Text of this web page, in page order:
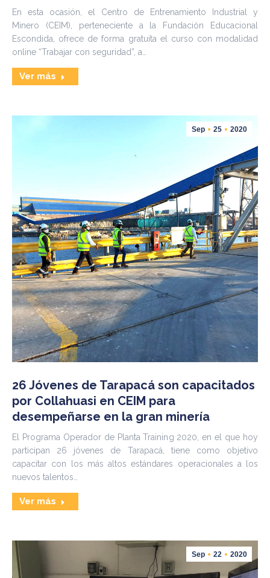
En esta ocasión, el Centro de Entrenamiento Industrial y
Minero (CEIM), perteneciente a la Fundación Educacional
Escondida, ofrece de forma gratuita el curso con modalidad
online “Trabajar con seguridad”, a…
Ver más
Sep 25 2020
26 Jóvenes de Tarapacá son capacitados
por Collahuasi en CEIM para
desempeñarse en la gran minería
El Programa Operador de Planta Training 2020, en el que hoy
participan 26 jóvenes de Tarapacá, tiene como objetivo
capacitar con los más altos estándares operacionales a los
nuevos talentos…
Ver más
Sep 22 2020